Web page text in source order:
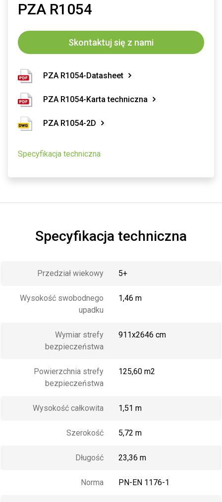
PZA R1054
Skontaktuj się z nami
PZA R1054-Datasheet
PZA R1054-Karta techniczna
PZA R1054-2D
Specyfikacja techniczna
Specyfikacja techniczna
Przedział wiekowy 5+
Wysokość swobodnego
upadku
1,46 m
Wymiar strefy
bezpieczeństwa
911x2646 cm
Powierzchnia strefy
bezpieczeństwa
125,60 m2
Wysokość całkowita 1,51 m
Szerokość 5,72 m
Długość 23,36 m
Norma PN-EN 1176-1